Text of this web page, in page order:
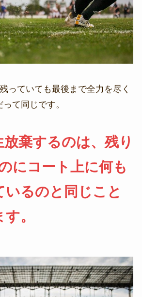
っていても最後まで全力を尽く
て同じです。
棄するのは、残り
にコート上に何も
いるのと同じこと
。